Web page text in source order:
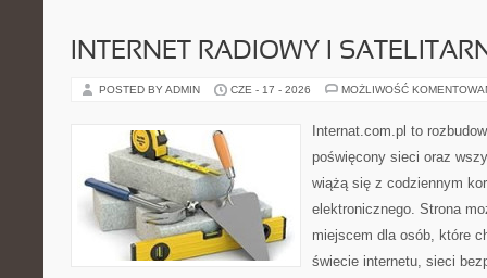
INTERNET RADIOWY I
POSTED BY ADMIN CZE - 17 - 2026 MOŻLIWOŚĆ
Internat.com.pl to
poświęcony sieci oraz
wiążą się z codziennym
elektronicznego. Strona
miejscem dla osób, które
świecie internetu, sieci